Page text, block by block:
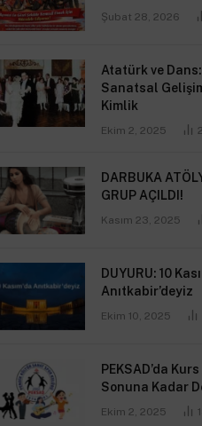
Şubat 28, 2026
Atatürk ve
Sanatsal
Kimlik
Ekim 2, 2025
DARBUKA
GRUP AÇILDI!
Kasım 23, 2025
DUYURU: 10
Anıtkabir’deyiz
Ekim 10, 2025
PEKSAD’da
Sonuna Kadar
Ekim 2, 2025